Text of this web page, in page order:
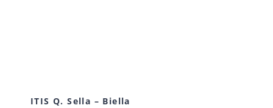
ITIS Q. Sella – Biella